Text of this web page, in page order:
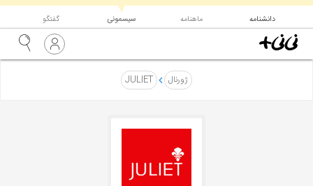
دانشنامه ماهنامه سیسمونی
▼ گفتگو
ژورنال JULIET